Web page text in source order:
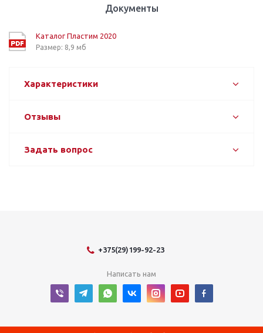
Документы
Каталог Пластим 2020
Размер: 8,9 мб
Характеристики
Отзывы
Задать вопрос
+375(29)199-92-23
Написать нам
2026 © Оборудование для оснащения энергетических объектов